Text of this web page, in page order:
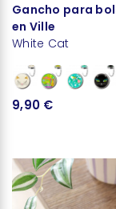
Gancho para
en Ville
White Cat
9,90 €